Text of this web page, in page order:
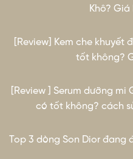
Khô?
[Review] Kem che khuyết
tốt không?
[Review ] Serum dưỡng mi
có tốt không? cách
Top 3 dòng Son Dior đang